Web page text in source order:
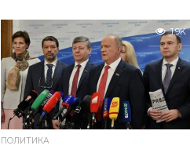
«Русского мира»: Премьер-министр
Польши...
1.9K
ПОЛИТИКА